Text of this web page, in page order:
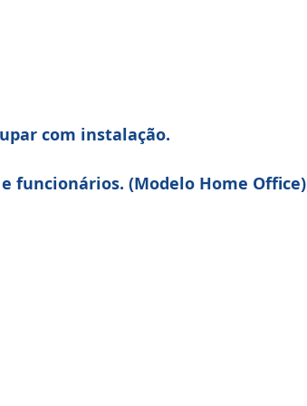
com instalação.
funcionários. (Modelo Home Office)